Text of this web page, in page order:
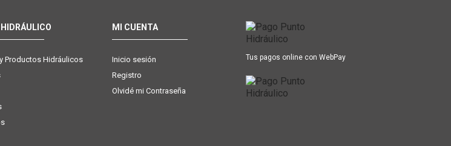
Productos Hidráulicos
MI CUENTA
Inicio sesión
Registro
Olvidé mi Contraseña
Tus pagos online con WebPay